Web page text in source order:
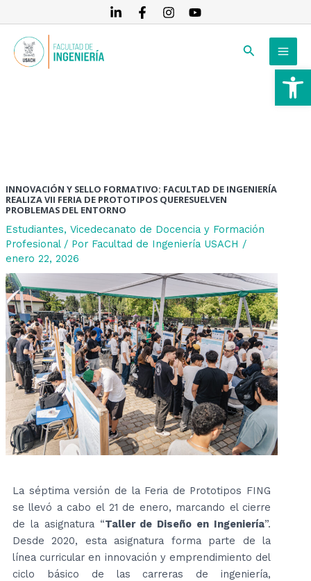
al
contenido
Buscar
INNOVACIÓN Y SELLO FORMATIVO: FACULTAD DE INGENIERÍA
REALIZA VII FERIA DE PROTOTIPOS QUERESUELVEN
PROBLEMAS DEL ENTORNO
Estudiantes, Vicedecanato de Docencia y Formación
Profesional/ Por Facultad de Ingeniería USACH /
enero 22, 2026
La séptima versión de la Feria de Prototipos FING
se llevó a cabo el 21 de enero, marcando el cierre
de la asignatura “Taller de Diseño en Ingeniería”.
Desde 2020, esta asignatura forma parte de la
línea curricular en innovación y emprendimiento del
ciclo básico de las carreras de ingeniería,
de
entradas